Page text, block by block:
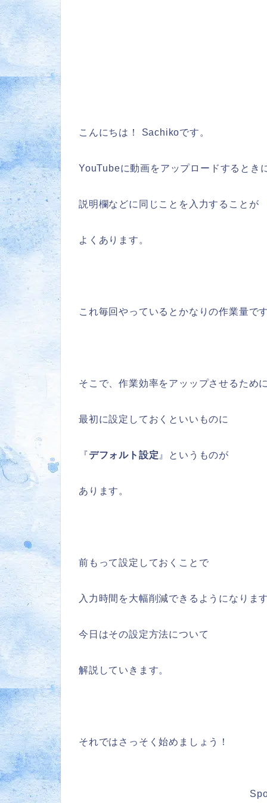
こんにちは！ Sachikoです。
YouTubeに動画をアップロードするとき
説明欄などに同じことを入力することが
よくあります。
これ毎回やっているとかなりの作業量で
そこで、作業効率をアッップさせるため
最初に設定しておくといいものに
『デフォルト設定 』というものが
あります。
前もって設定しておくことで
入力時間を大幅削減できるようになりま
今日はその設定方法について
解説していきます。
それではさっそく始めましょう！